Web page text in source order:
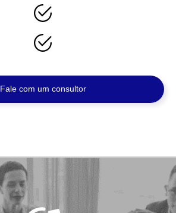
Fale com um consultor